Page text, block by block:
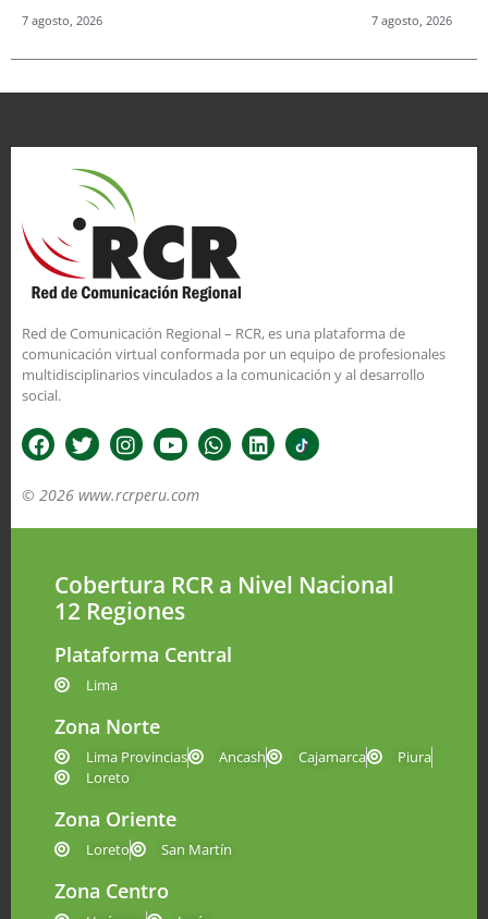
7 agosto, 2026 7 agosto, 2026
Red de Comunicación Regional – RCR, es una plataforma de
comunicación virtual conformada por un equipo de profesionales
multidisciplinarios vinculados a la comunicación y al desarrollo
social.
© 2026 www.rcrperu.com
Cobertura RCR a Nivel Nacional
12 Regiones
Plataforma Central
Lima
Zona Norte
Lima Provincias Ancash Cajamarca
Piura
Loreto
Zona Oriente
Loreto San Martín
Zona Centro